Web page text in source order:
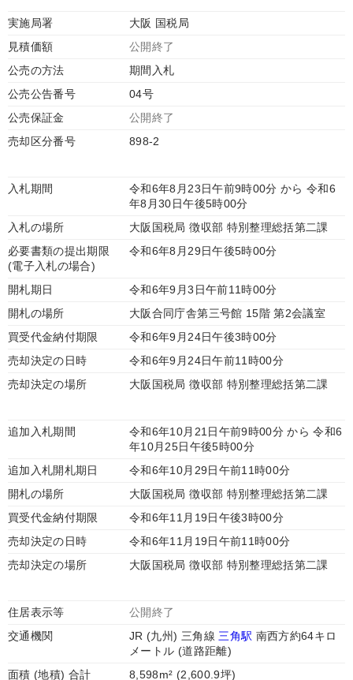
実施局署
大阪 国税局
見積価額
公開終了
公売の方法
期間入札
公売公告番号
04号
公売保証金
公開終了
売却区分番号
898-2
入札期間
令和6年8月23日午前9時00分 から 令和6
年8月30日午後5時00分
入札の場所
大阪国税局 徴収部 特別整理総括第二課
必要書類の提出期限
(電子入札の場合)
令和6年8月29日午後5時00分
開札期日
令和6年9月3日午前11時00分
開札の場所
大阪合同庁舎第三号館 15階 第2会議室
買受代金納付期限
令和6年9月24日午後3時00分
売却決定の日時
令和6年9月24日午前11時00分
売却決定の場所
大阪国税局 徴収部 特別整理総括第二課
追加入札期間
令和6年10月21日午前9時00分 から 令和6
年10月25日午後5時00分
追加入札開札期日
令和6年10月29日午前11時00分
開札の場所
大阪国税局 徴収部 特別整理総括第二課
買受代金納付期限
令和6年11月19日午後3時00分
売却決定の日時
令和6年11月19日午前11時00分
売却決定の場所
大阪国税局 徴収部 特別整理総括第二課
住居表示等
公開終了
交通機関
JR (九州) 三角線 三角駅 南西方約64キロ
メートル (道路距離)
面積 (地積) 合計
8,598m² (2,600.9坪)